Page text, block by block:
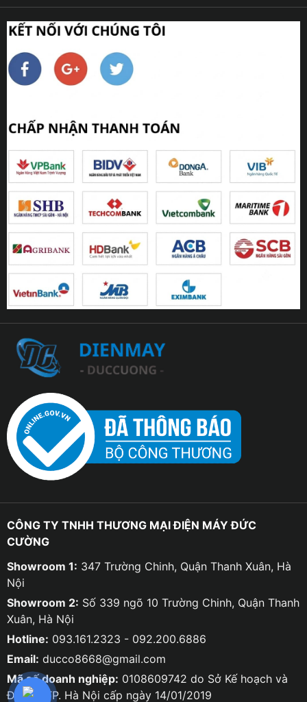
CÔNG TY TNHH THƯƠNG MẠI ĐIỆN MÁY ĐỨC
CƯỜNG
Showroom 1: 347 Trường Chinh, Quận Thanh Xuân, Hà
Nội
Showroom 2: Số 339 ngõ 10 Trường Chinh, Quận Thanh
Xuân, Hà Nội
Hotline: 093.161.2323 - 092.200.6886
Email: ducco8668@gmail.com
Mã số doanh nghiệp: 0108609742 do Sở Kế hoạch và
Đầu tư TP. Hà Nội cấp ngày 14/01/2019